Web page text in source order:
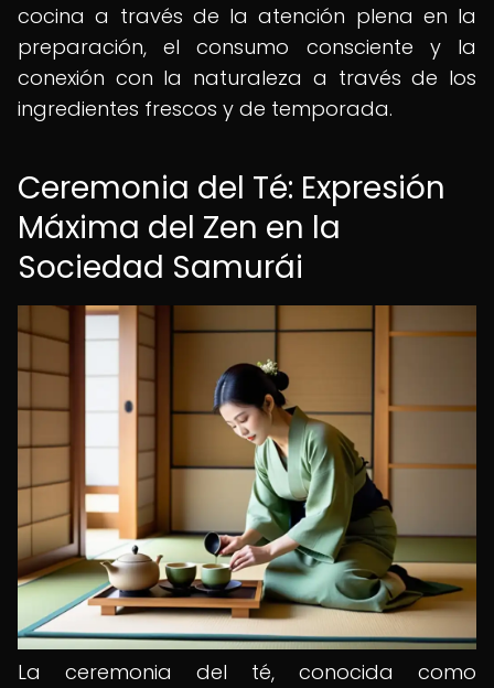
cocina a través de la atención plena en la
preparación, el consumo consciente y la
conexión con la naturaleza a través de los
ingredientes frescos y de temporada.
Ceremonia del Té: Expresión
Máxima del Zen en la
Sociedad Samurái
La ceremonia del té, conocida como